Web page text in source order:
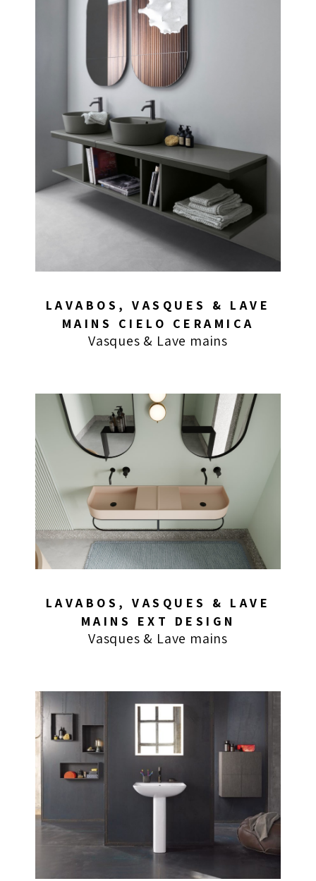
LAVABOS, VASQUES & LAVE
MAINS CIELO CERAMICA
Vasques & Lave mains
LAVABOS, VASQUES & LAVE
MAINS EXT DESIGN
Vasques & Lave mains